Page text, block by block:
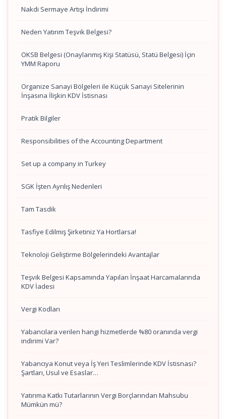
Nakdi Sermaye Artışı İndirimi
Neden Yatırım Teşvik Belgesi?
OKSB Belgesi (Onaylanmış Kişi Statüsü, Statü Belgesi) İçin
YMM Raporu
Organize Sanayi Bölgeleri ile Küçük Sanayi Sitelerinin
İnşasına İlişkin KDV İstisnası
Pratik Bilgiler
Responsibilities of the Accounting Department
Set up a company in Turkey
SGK İşten Ayrılış Nedenleri
Tam Tasdik
Tasfiye Edilmiş Şirketiniz Ya Hortlarsa!
Teknoloji Geliştirme Bölgelerindeki Avantajlar
Teşvik Belgesi Kapsamında Yapılan İnşaat Harcamalarında
KDV İadesi
Vergi Kodları
Yabancılara verilen hangi hizmetlerde %80 oranında vergi
indirimi Var?
Yabancıya Konut veya İş Yeri Teslimlerinde KDV İstisnası?
Şartları, Usul ve Esaslar…
Yatırıma Katkı Tutarlarının Vergi Borçlarından Mahsubu
Mümkün mü?